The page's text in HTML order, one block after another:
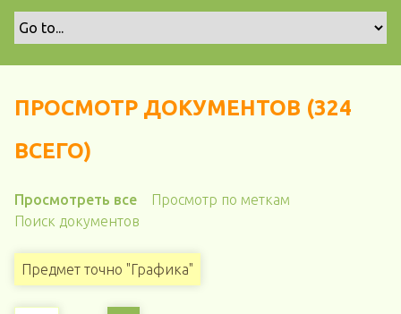
ПРОСМОТР ДОКУМЕНТОВ (324
ВСЕГО)
Просмотреть все
Просмотр по меткам
Поиск документов
Предмет точно "Графика"